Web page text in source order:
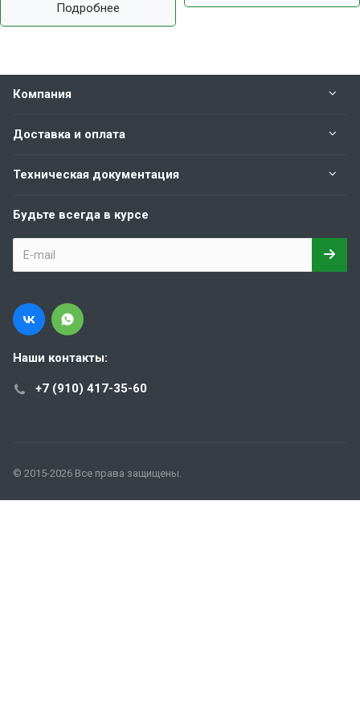
Подробнее
Компания
Доставка и оплата
Техническая документация
Будьте всегда в курсе
Наши контакты:
+7 (910) 417-35-60
© 2015-2026 Все права защищены.